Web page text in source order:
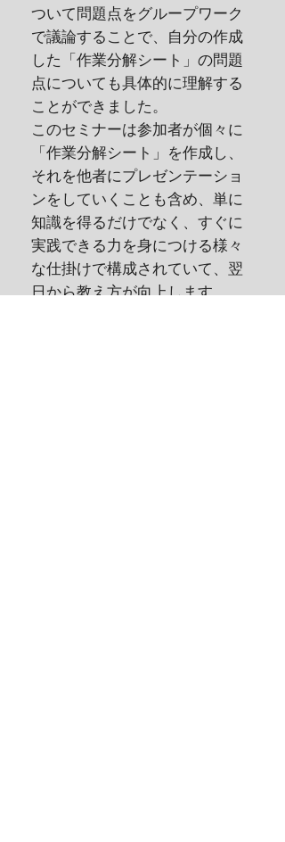
ついて問題点をグループワーク
で議論することで、自分の作成
した「作業分解シート」の問題
点についても具体的に理解する
ことができました。
このセミナーは参加者が個々に
「作業分解シート」を作成し、
それを他者にプレゼンテーショ
ンをしていくことも含め、単に
知識を得るだけでなく、すぐに
実践できる力を身につける様々
な仕掛けで構成されていて、翌
日から教え方が向上します。